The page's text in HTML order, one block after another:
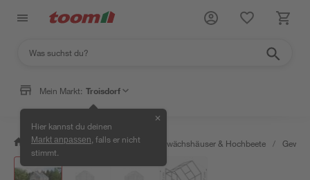
Mein Markt: Troisdorf
Hier kannst du deinen
Markt anpassen , falls er nicht
stimmt.
✕
/ Garten & Freizeit / Anzucht, Gewächshäuser & Hochbeete /